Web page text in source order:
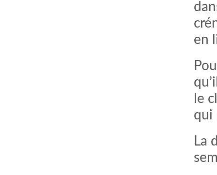
en
le
qui
La